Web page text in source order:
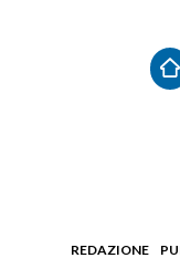
REDAZIONE